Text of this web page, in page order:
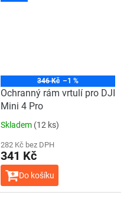
346 Kč –1 %
Ochranný rám vrtulí pro DJI
Mini 4 Pro
Skladem (12 ks)
282 Kč bez DPH
341 Kč
Do košíku